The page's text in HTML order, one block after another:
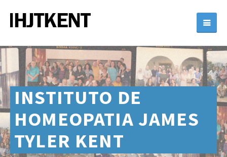
INSTITUTO DE
HOMEOPATIA JAMES
TYLER KENT